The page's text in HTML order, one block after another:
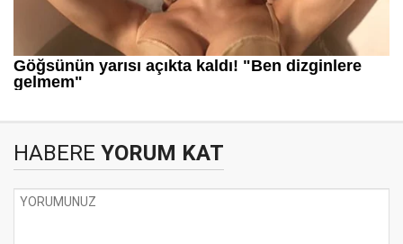
HABERE YORUM KAT